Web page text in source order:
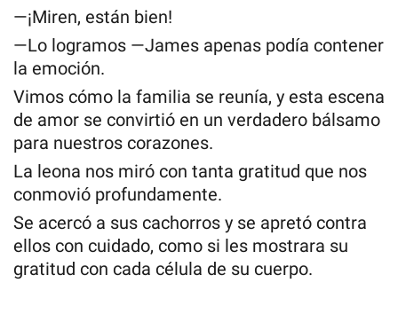
—¡Miren, están bien!
—Lo logramos —James apenas podía contener
la emoción.
Vimos cómo la familia se reunía, y esta escena
de amor se convirtió en un verdadero bálsamo
para nuestros corazones.
La leona nos miró con tanta gratitud que nos
conmovió profundamente.
Se acercó a sus cachorros y se apretó contra
ellos con cuidado, como si les mostrara su
gratitud con cada célula de su cuerpo.